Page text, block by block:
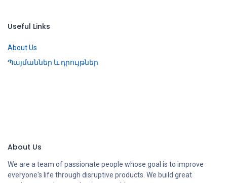
Useful Links
About Us
Պայմաններ և դրույթներ
About Us
We are a team of passionate people whose goal is to improve
everyone's life through disruptive products. We build great